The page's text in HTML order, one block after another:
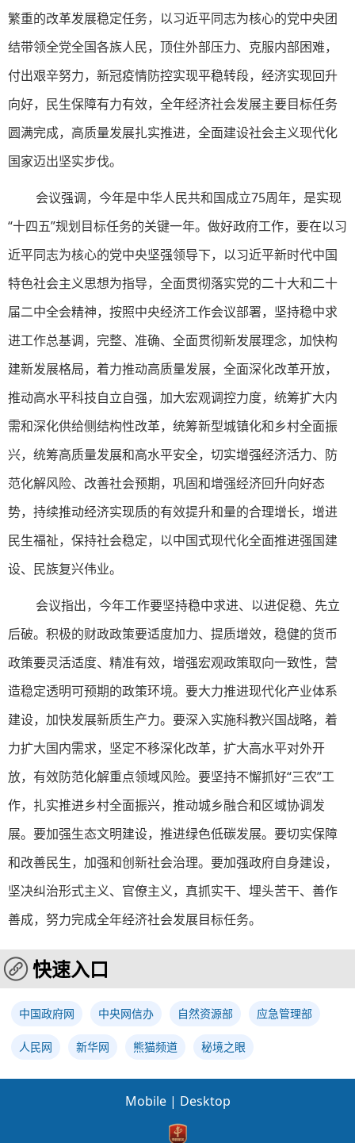
繁重的改革发展稳定任务，以习近平同志为核心的党中央团
结带领全党全国各族人民，顶住外部压力、克服内部困难，
付出艰辛努力，新冠疫情防控实现平稳转段，经济实现回升
向好，民生保障有力有效，全年经济社会发展主要目标任务
圆满完成，高质量发展扎实推进，全面建设社会主义现代化
国家迈出坚实步伐。
会议强调，今年是中华人民共和国成立75周年，是实现
“十四五”规划目标任务的关键一年。做好政府工作，要在以习
近平同志为核心的党中央坚强领导下，以习近平新时代中国
特色社会主义思想为指导，全面贯彻落实党的二十大和二十
届二中全会精神，按照中央经济工作会议部署，坚持稳中求
进工作总基调，完整、准确、全面贯彻新发展理念，加快构
建新发展格局，着力推动高质量发展，全面深化改革开放，
推动高水平科技自立自强，加大宏观调控力度，统筹扩大内
需和深化供给侧结构性改革，统筹新型城镇化和乡村全面振
兴，统筹高质量发展和高水平安全，切实增强经济活力、防
范化解风险、改善社会预期，巩固和增强经济回升向好态
势，持续推动经济实现质的有效提升和量的合理增长，增进
民生福祉，保持社会稳定，以中国式现代化全面推进强国建
设、民族复兴伟业。
会议指出，今年工作要坚持稳中求进、以进促稳、先立
后破。积极的财政政策要适度加力、提质增效，稳健的货币
政策要灵活适度、精准有效，增强宏观政策取向一致性，营
造稳定透明可预期的政策环境。要大力推进现代化产业体系
建设，加快发展新质生产力。要深入实施科教兴国战略，着
力扩大国内需求，坚定不移深化改革，扩大高水平对外开
放，有效防范化解重点领域风险。要坚持不懈抓好“三农”工
作，扎实推进乡村全面振兴，推动城乡融合和区域协调发
展。要加强生态文明建设，推进绿色低碳发展。要切实保障
和改善民生，加强和创新社会治理。要加强政府自身建设，
坚决纠治形式主义、官僚主义，真抓实干、埋头苦干、善作
善成，努力完成全年经济社会发展目标任务。
快速入口
中国政府网 中央网信办 自然资源部 应急管理部
人民网 新华网 熊猫频道 秘境之眼
Mobile | Desktop